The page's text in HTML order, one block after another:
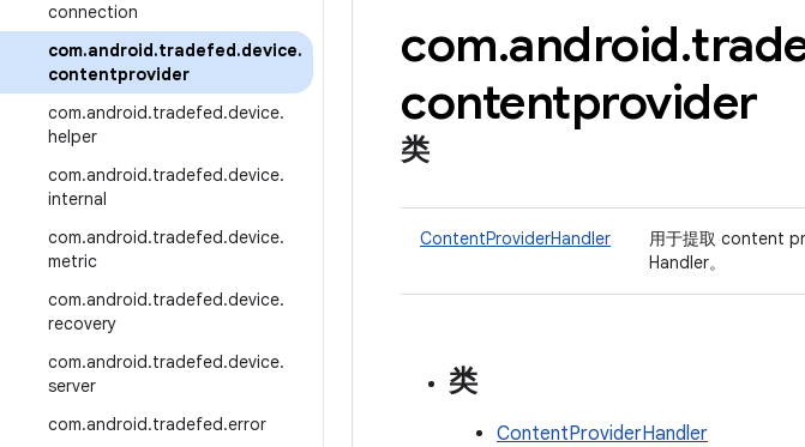
connection
com.android.tradefed.device.
contentprovider
com.android.tradefed.device.
helper
com.android.tradefed.device.
internal
com.android.tradefed.device.
metric
com.android.tradefed.device.
recovery
com.android.tradefed.device.
server
com.android.tradefed.error
com.android.
contentprovider
类
ContentProviderHandler
用于提取 content
Handler。
类
ContentProviderHandler